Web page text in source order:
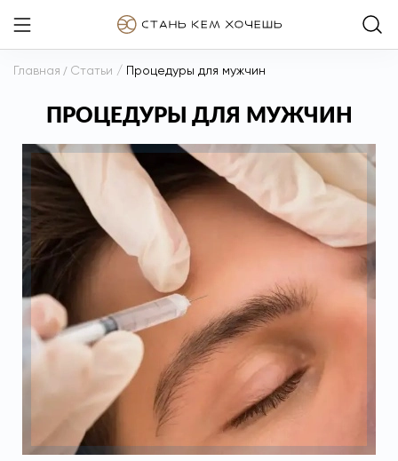
Главная / Статьи / Процедуры для мужчин
ПРОЦЕДУРЫ ДЛЯ МУЖЧИН